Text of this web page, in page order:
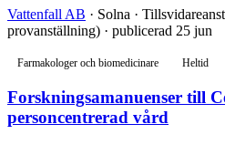
Vattenfall AB · Solna ·
provanställning) · publicerad 25 jun
Farmakologer och biomedicinare Heltid
Forskningsamanuenser till
personcentrerad vård